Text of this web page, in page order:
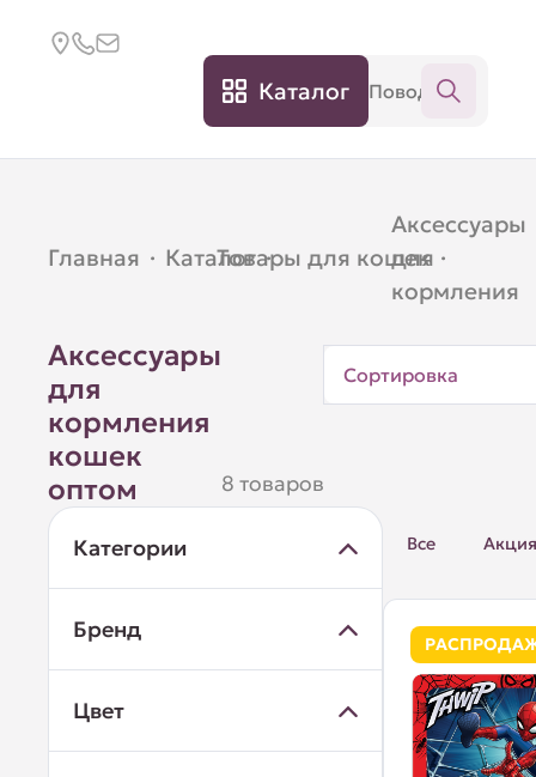
Каталог
Главная · Каталог ·
Товары для кошек ·
Аксессуары
для
кормления
Аксессуары
для
кормления
кошек
оптом
8 товаров
Сортировка
Категории
Бренд
Цвет
Все